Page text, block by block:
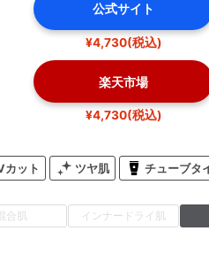
公式サイト
¥4,730(税込)
楽天市場
¥4,730(税込)
カット ツヤ肌 チューブタ
合肌 インナードライ肌